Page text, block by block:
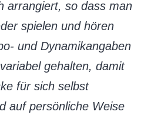
arrangiert, so dass man
spielen und hören
und Dynamikangaben
gehalten, damit
für sich selbst
auf persönliche Weise